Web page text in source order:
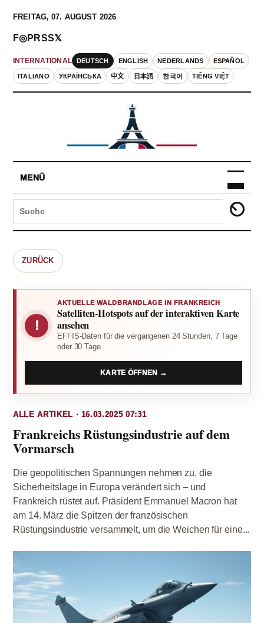
FREITAG, 07. AUGUST 2026
INTERNATIONAL DEUTSCH ENGLISH NEDERLANDS ESPAÑOL
ITALIANO УКРАЇНСЬКА 中文 日本語 한국어 TIẾNG VIỆT
F◎PRSS𝕏
MENÜ
ZURÜCK
!
AKTUELLE WALDBRANDLAGE IN FRANKREICH
Satelliten-Hotspots auf der interaktiven Karte
ansehen
EFFIS-Daten für die vergangenen 24 Stunden, 7 Tage
oder 30 Tage.
KARTE ÖFFNEN →
ALLE ARTIKEL · 16.03.2025 07:31
Frankreichs Rüstungsindustrie auf dem
Vormarsch
Die geopolitischen Spannungen nehmen zu, die
Sicherheitslage in Europa verändert sich – und
Frankreich rüstet auf. Präsident Emmanuel Macron hat
am 14. März die Spitzen der französischen
Rüstungsindustrie versammelt, um die Weichen für eine...